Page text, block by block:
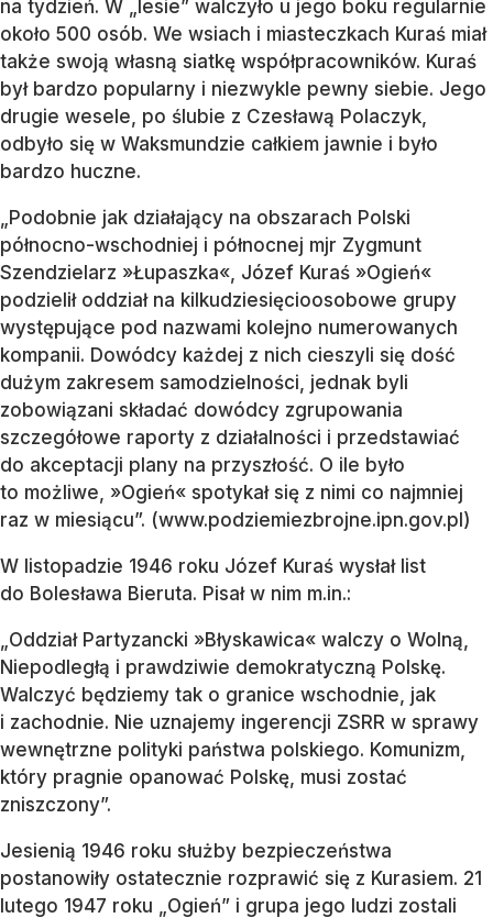
na tydzień. W „lesie” walczyło u jego boku regularnie
około 500 osób. We wsiach i miasteczkach Kuraś miał
także swoją własną siatkę współpracowników. Kuraś
był bardzo popularny i niezwykle pewny siebie. Jego
drugie wesele, po ślubie z Czesławą Polaczyk,
odbyło się w Waksmundzie całkiem jawnie i było
bardzo huczne.
„Podobnie jak działający na obszarach Polski
północno-wschodniej i północnej mjr Zygmunt
Szendzielarz »Łupaszka«, Józef Kuraś »Ogień«
podzielił oddział na kilkudziesięcioosobowe grupy
występujące pod nazwami kolejno numerowanych
kompanii. Dowódcy każdej z nich cieszyli się dość
dużym zakresem samodzielności, jednak byli
zobowiązani składać dowódcy zgrupowania
szczegółowe raporty z działalności i przedstawiać
do akceptacji plany na przyszłość. O ile było
to możliwe, »Ogień« spotykał się z nimi co najmniej
raz w miesiącu”. (www.podziemiezbrojne.ipn.gov.pl)
W listopadzie 1946 roku Józef Kuraś wysłał list
do Bolesława Bieruta. Pisał w nim m.in.:
„Oddział Partyzancki »Błyskawica« walczy o Wolną,
Niepodległą i prawdziwie demokratyczną Polskę.
Walczyć będziemy tak o granice wschodnie, jak
i zachodnie. Nie uznajemy ingerencji ZSRR w sprawy
wewnętrzne polityki państwa polskiego. Komunizm,
który pragnie opanować Polskę, musi zostać
zniszczony”.
Jesienią 1946 roku służby bezpieczeństwa
postanowiły ostatecznie rozprawić się z Kurasiem. 21
lutego 1947 roku „Ogień” i grupa jego ludzi zostali